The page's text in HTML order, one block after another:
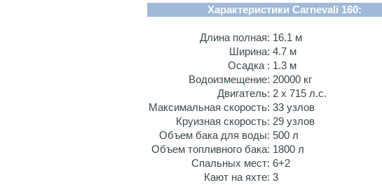
Характеристики Carnevali 160:
Длина полная: 16.1 м
Ширина: 4.7 м
Осадка : 1.3 м
Водоизмещение: 20000 кг
Двигатель: 2 х 715 л.с.
Максимальная скорость: 33 узлов
Круизная скорость: 29 узлов
Объем бака для воды: 500 л
Объем топливного бака: 1800 л
Спальных мест: 6+2
Кают на яхте: 3